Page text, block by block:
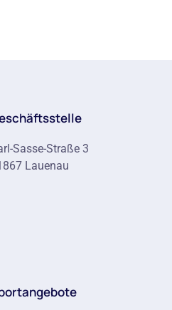
Sasse-Straße 3
Lauenau